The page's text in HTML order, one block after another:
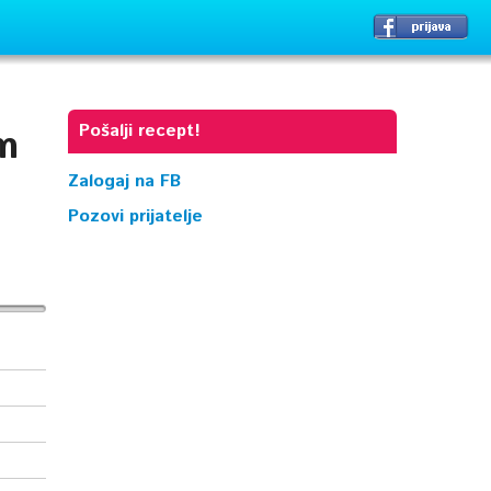
Pošalji recept!
Zalogaj na FB
Pozovi prijatelje